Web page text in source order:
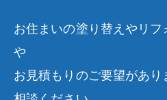
お住まいの塗り替えやリフ
や
お見積もりのご要望があ